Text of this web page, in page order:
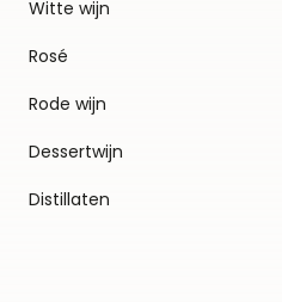
Witte wijn
Rosé
Rode wijn
Dessertwijn
Distillaten